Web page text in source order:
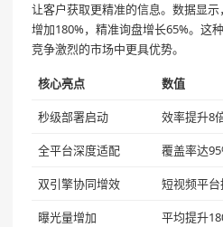
让客户获取更精准的信息。数据显
增加180%，精准询盘增长65%。这
竞争激烈的市场中更具优势。
核心亮点 数值
秒级部署启动 效率提升8
全平台深度适配 覆盖率达
双引擎协同增效 短视频平
曝光量增加 平均提升